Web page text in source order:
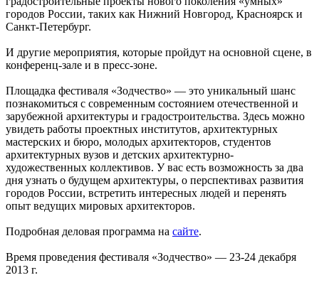
городов России, таких как Нижний Новгород, Красноярск и
Санкт-Петербург.
И другие мероприятия, которые пройдут на основной сцене, в
конференц-зале и в пресс-зоне.
Площадка фестиваля «Зодчество» — это уникальный шанс
познакомиться с современным состоянием отечественной и
зарубежной архитектуры и градостроительства. Здесь можно
увидеть работы проектных институтов, архитектурных
мастерских и бюро, молодых архитекторов, студентов
архитектурных вузов и детских архитектурно-
художественных коллективов. У вас есть возможность за два
дня узнать о будущем архитектуры, о перспективах развития
городов России, встретить интересных людей и перенять
опыт ведущих мировых архитекторов.
Подробная деловая программа на сайте.
Время проведения фестиваля «Зодчество» — 23-24 декабря
2013 г.